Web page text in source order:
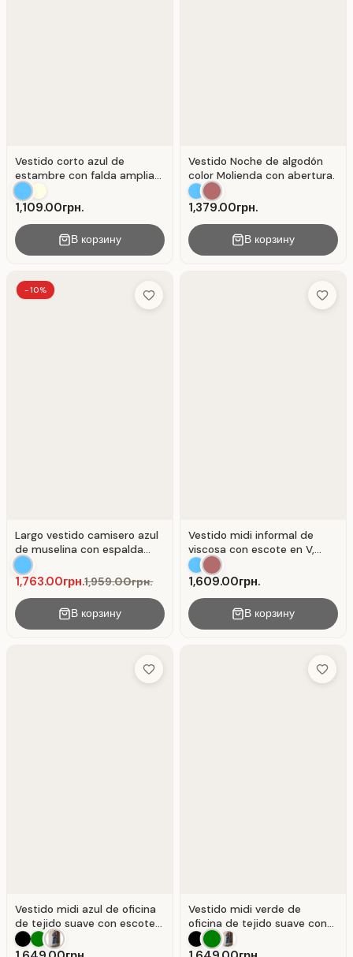
Vestido corto azul de
estambre con falda amplia .
Azul.
1,109.00грн.
В корзину
Vestido Noche de algodón
color Molienda con abertura.
1,379.00грн.
В корзину
-10%
Add to Wish List
Largo vestido camisero azul
de muselina con espalda
descubierta.
1,763.00грн.1,959.00грн.
В корзину
Add to
Vestido midi informal de
viscosa con escote en V,
modelo " Molienda" .
1,609.00грн.
В корзину
Add to Wish List
Vestido midi azul de oficina
de tejido suave con escote
en V. Azul .
Add to
Vestido midi verde de
oficina de tejido suave con
mangas abullonadas . Verde.